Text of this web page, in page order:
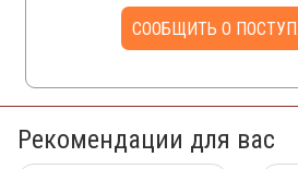
СООБЩИТЬ О
Рекомендации для вас